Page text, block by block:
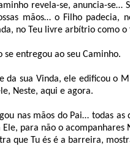
revela-se, anuncia-se…
mãos… o Filho padecia,
no Teu livre arbítrio como o
se entregou ao seu Caminho.
da sua Vinda, ele edificou o
Neste, aqui e agora.
nas mãos do Pai… todas
Ele, para não o
que Tu és é a barreira,